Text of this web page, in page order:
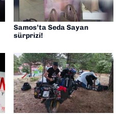
Samos’ta Seda Sayan
sürprizi!